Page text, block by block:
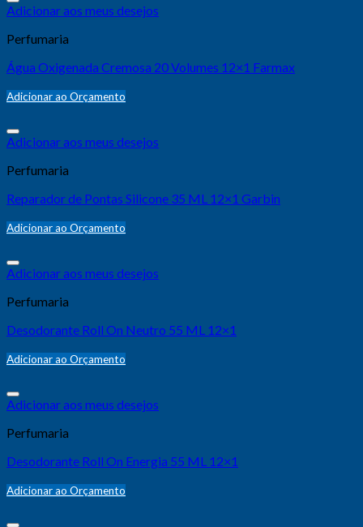
Adicionar aos meus desejos
Perfumaria
Água Oxigenada Cremosa 20 Volumes 12×1 Farmax
Adicionar ao Orçamento
Adicionar aos meus desejos
Perfumaria
Reparador de Pontas Silicone 35 ML 12×1 Garbin
Adicionar ao Orçamento
Adicionar aos meus desejos
Perfumaria
Desodorante Roll On Neutro 55 ML 12×1
Adicionar ao Orçamento
Adicionar aos meus desejos
Perfumaria
Desodorante Roll On Energia 55 ML 12×1
Adicionar ao Orçamento